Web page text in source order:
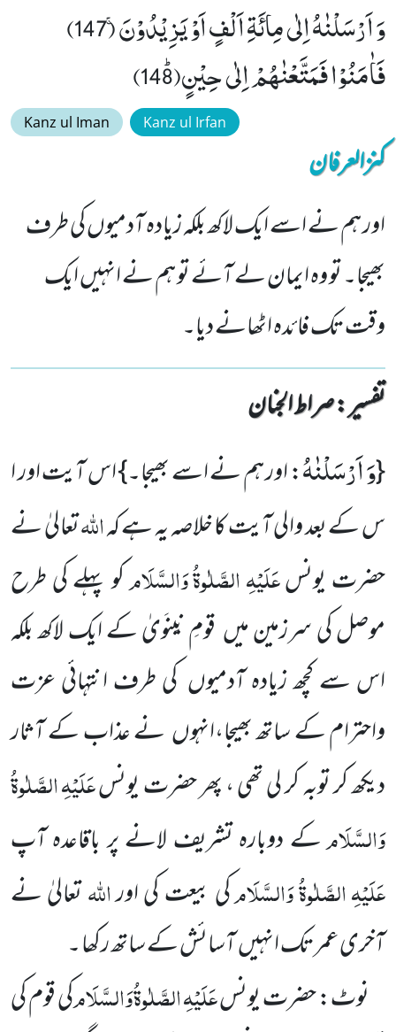
وَ اَرْسَلْنٰهُ اِلٰى مِائَةِ اَلْفٍ اَوْ یَزِیْدُوْنَۚ (147)
فَاٰمَنُوْا فَمَتَّعْنٰهُمْ اِلٰى حِیْنٍﭤ(148)
Kanz ul Iman Kanz ul Irfan
کنزالعرفان
اور ہم نے اسے ایک لاکھ بلکہ زیادہ آدمیوں کی طرف
بھیجا۔ تو وہ ایمان لے آئے تو ہم نے انہیں ایک
وقت تک فائدہ اٹھانے دیا۔
تفسیر : ‎صراط الجنان
{وَ اَرْسَلْنٰهُ: اور ہم نے اسے بھیجا۔} اس آیت اور ا
س کے بعد والی آیت کا خلاصہ یہ ہے کہاللہتعالیٰ نے
حضرت یونسعَلَیْہِالصَّلٰوۃُوَالسَّلَامکو پہلے کی طرح
موصل کی سرزمین میں قومِ نِینَویٰ کے ایک لاکھ بلکہ
اس سے کچھ زیادہ آدمیوں کی طرف انتہائی عزت
واحترام کے ساتھ بھیجا،انہوں نے عذاب کے آثار
دیکھ کر توبہ کر لی تھی ، پھر حضرت یونسعَلَیْہِالصَّلٰوۃُ
وَالسَّلَامکے دوبارہ تشریف لانے پر باقاعدہ آپ
عَلَیْہِالصَّلٰوۃُوَالسَّلَامکی بیعت کی اوراللہتعالیٰ نے
آخری عمر تک انہیں آسائش کے ساتھ رکھا ۔
نوٹ: حضرت یونسعَلَیْہِالصَّلٰوۃُوَالسَّلَامکی قوم کی